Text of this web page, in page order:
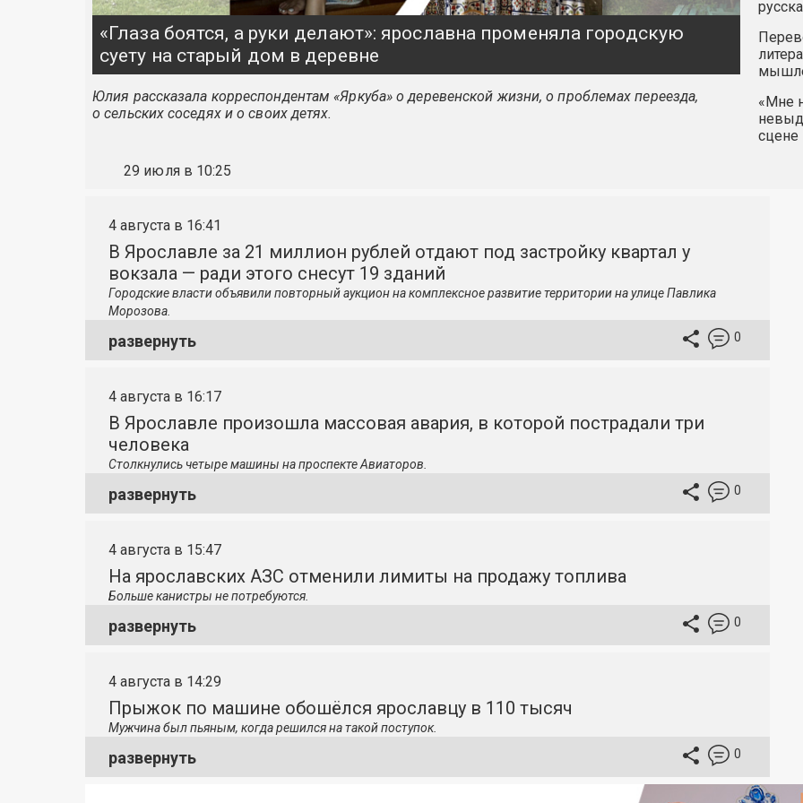
«Глаза боятся, а руки делают»: ярославна променяла городскую
суету на старый дом в деревне
Юлия рассказала корреспондентам «Яркуба» о деревенской жизни, о проблемах переезда,
о сельских соседях и о своих детях.
29 июля в 10:25
«Мне
сцене
4 августа в 16:41
В Ярославле за 21 миллион рублей отдают под застройку квартал у
вокзала — ради этого снесут 19 зданий
Городские власти объявили повторный аукцион на комплексное развитие территории на улице Павлика
Морозова.
развернуть 0
4 августа в 16:17
В Ярославле произошла массовая авария, в которой пострадали три
человека
Столкнулись четыре машины на проспекте Авиаторов.
развернуть 0
4 августа в 15:47
На ярославских АЗС отменили лимиты на продажу топлива
Больше канистры не потребуются.
развернуть 0
4 августа в 14:29
Прыжок по машине обошёлся ярославцу в 110 тысяч
Мужчина был пьяным, когда решился на такой поступок.
развернуть 0